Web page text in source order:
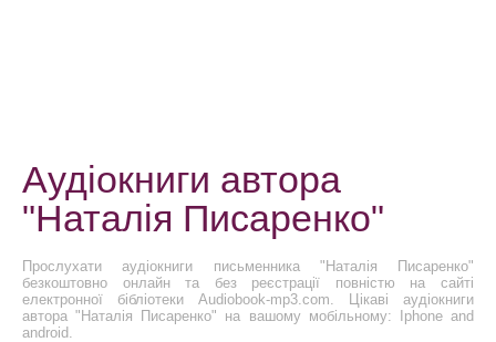
Аудіокниги автора
"Наталія Писаренко"
Прослухати аудіокниги письменника "Наталія Писаренко"
безкоштовно онлайн та без реєстрації повністю на сайті
електронної бібліотеки Audiobook-mp3.com. Цікаві аудіокниги
автора "Наталія Писаренко" на вашому мобільному: Iphone and
android.